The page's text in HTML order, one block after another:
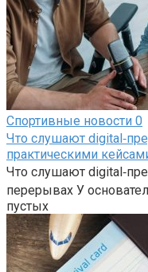
Спортивные новости 0
Что слушают
практическими
Что слушают
перерывах У
пустых